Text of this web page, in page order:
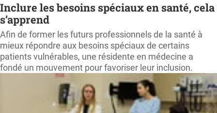
Inclure les besoins spéciaux en santé, cela
s’apprend
Afin de former les futurs professionnels de la santé à
mieux répondre aux besoins spéciaux de certains
patients vulnérables, une résidente en médecine a
fondé un mouvement pour favoriser leur inclusion.